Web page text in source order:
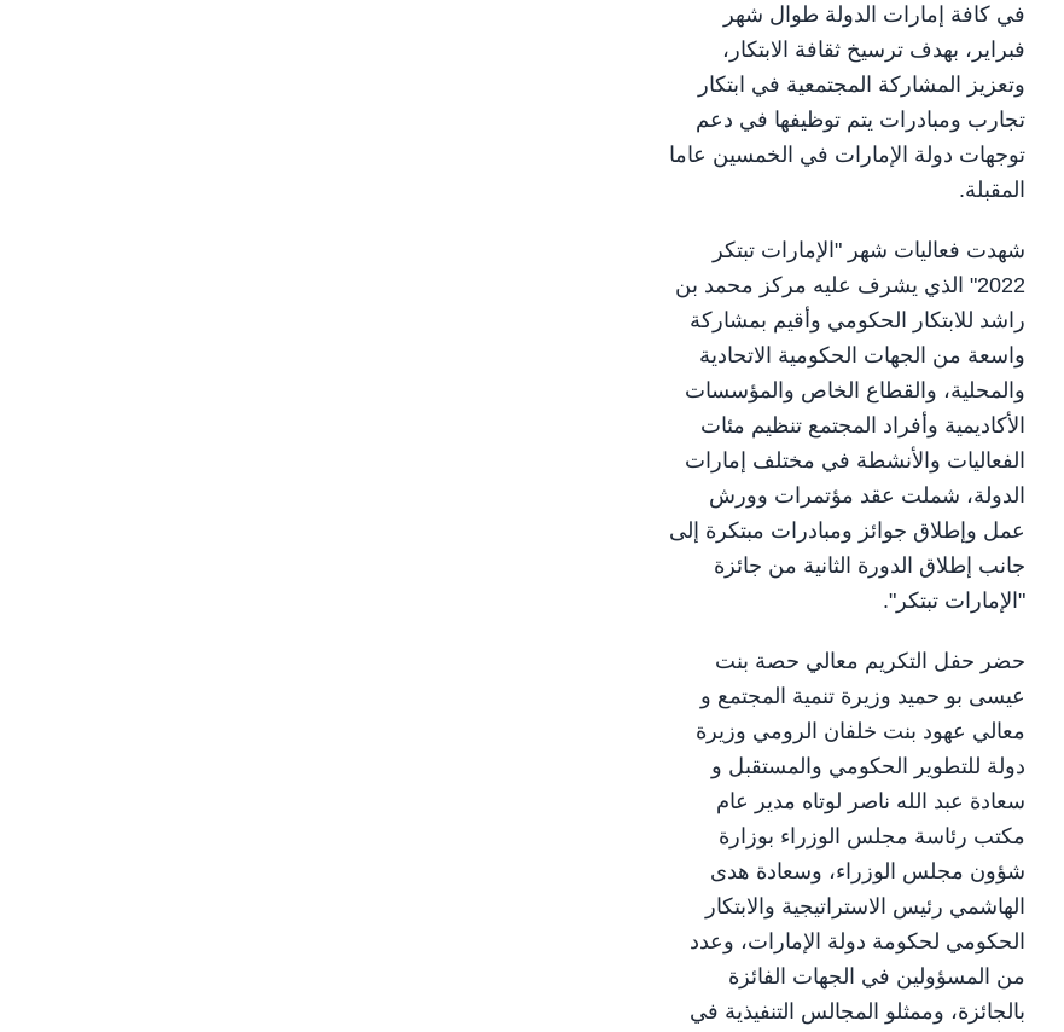
في كافة إمارات الدولة طوال شهر
فبراير، بهدف ترسيخ ثقافة الابتكار،
وتعزيز المشاركة المجتمعية في ابتكار
تجارب ومبادرات يتم توظيفها في دعم
توجهات دولة الإمارات في الخمسين عاما
المقبلة.
شهدت فعاليات شهر "الإمارات تبتكر
2022" الذي يشرف عليه مركز محمد بن
راشد للابتكار الحكومي وأقيم بمشاركة
واسعة من الجهات الحكومية الاتحادية
والمحلية، والقطاع الخاص والمؤسسات
الأكاديمية وأفراد المجتمع تنظيم مئات
الفعاليات والأنشطة في مختلف إمارات
الدولة، شملت عقد مؤتمرات وورش
عمل وإطلاق جوائز ومبادرات مبتكرة إلى
جانب إطلاق الدورة الثانية من جائزة
"الإمارات تبتكر".
حضر حفل التكريم معالي حصة بنت
عيسى بو حميد وزيرة تنمية المجتمع و
معالي عهود بنت خلفان الرومي وزيرة
دولة للتطوير الحكومي والمستقبل و
سعادة عبد الله ناصر لوتاه مدير عام
مكتب رئاسة مجلس الوزراء بوزارة
شؤون مجلس الوزراء، وسعادة هدى
الهاشمي رئيس الاستراتيجية والابتكار
الحكومي لحكومة دولة الإمارات، وعدد
من المسؤولين في الجهات الفائزة
بالجائزة، وممثلو المجالس التنفيذية في